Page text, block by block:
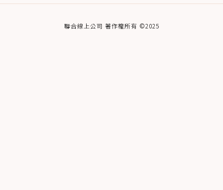
聯合線上公司 著作權所有 ©2025